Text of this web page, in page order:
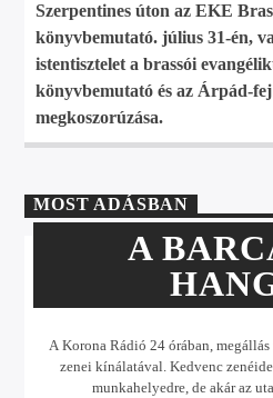
Szerpentines úton az EKE
könyvbemutató. július 31-én,
istentisztelet a brassói
könyvbemutató és az Árpád-
megkoszorúzása.
MOST ADÁSBAN
A
A Korona Rádió 24 órában,
zenei kínálatával. Kedvenc
munkahelyedre, de akár az